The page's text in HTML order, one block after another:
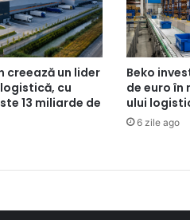
creează un lider
cu
13 miliarde de
Beko
de euro în
ului
6 zile ago